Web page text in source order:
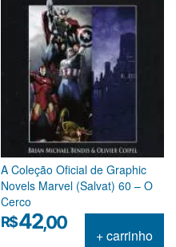
A Coleção Oficial de Graphic
Novels Marvel (Salvat) 60 – O
Cerco
R$42,00
+ carrinho